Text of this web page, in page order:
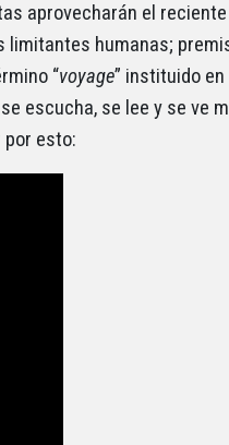
aprovecharán el reciente
limitantes humanas;
“voyage” instituido en
escucha, se lee y se ve
esto: